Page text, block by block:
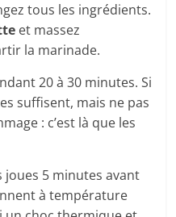
tous les ingrédients.
et massez
la marinade.
20 à 30 minutes. Si
suffisent, mais ne pas
: c’est là que les
joues 5 minutes avant
à température